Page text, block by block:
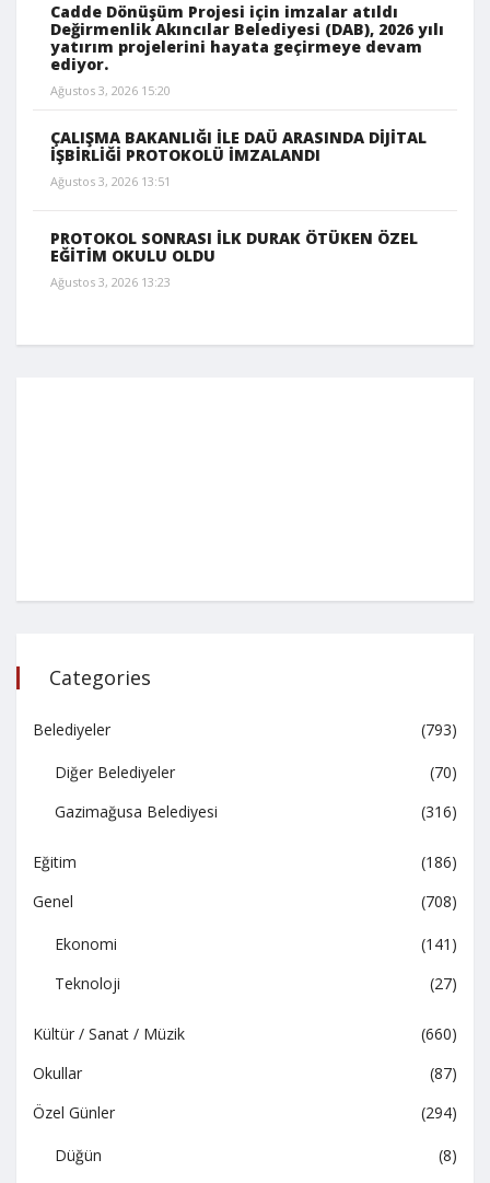
Cadde Dönüşüm Projesi için imzalar atıldı
Değirmenlik Akıncılar Belediyesi (DAB), 2026 yılı
yatırım projelerini hayata geçirmeye devam
ediyor.
Ağustos 3, 2026 15:20
ÇALIŞMA BAKANLIĞI İLE DAÜ ARASINDA DİJİTAL
İŞBİRLİĞİ PROTOKOLÜ İMZALANDI
Ağustos 3, 2026 13:51
PROTOKOL SONRASI İLK DURAK ÖTÜKEN ÖZEL
EĞİTİM OKULU OLDU
Ağustos 3, 2026 13:23
Categories
Belediyeler (793)
Diğer Belediyeler
(70)
Gazimağusa Belediyesi
(316)
Eğitim
(186)
Genel
(708)
Ekonomi
(141)
Teknoloji
(27)
Kültür / Sanat / Müzik
(660)
Okullar
(87)
Özel Günler
(294)
Düğün
(8)